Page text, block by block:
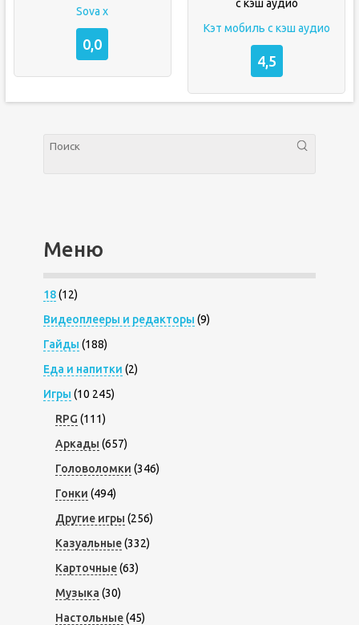
Sova x
0,0
Кэт мобиль с кэш аудио
4,5
Меню
18(12)
Видеоплееры и редакторы (9)
Гайды (188)
Еда и напитки (2)
Игры (10 245)
RPG (111)
Аркады (657)
Головоломки (346)
Гонки (494)
Другие игры (256)
Казуальные(332)
Карточные(63)
Музыка (30)
Настольные(45)